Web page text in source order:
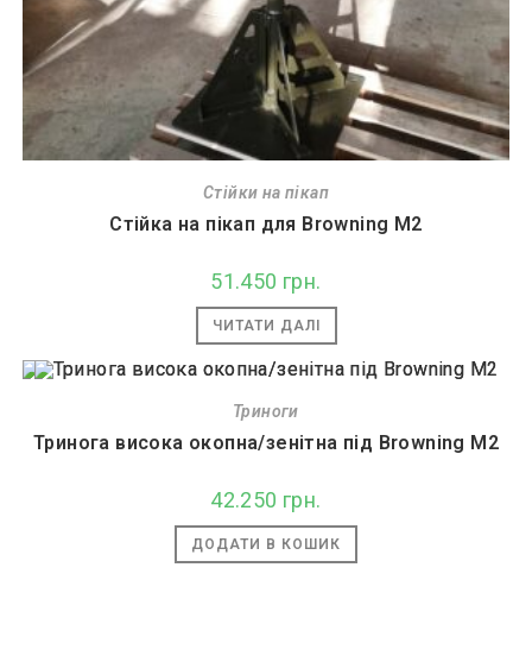
Стійки на пікап
Стійка на пікап для Browning M2
51.450 грн.
ЧИТАТИ ДАЛІ
Триноги
Тринога висока окопна/зенітна під Browning M2
42.250 грн.
ДОДАТИ В КОШИК